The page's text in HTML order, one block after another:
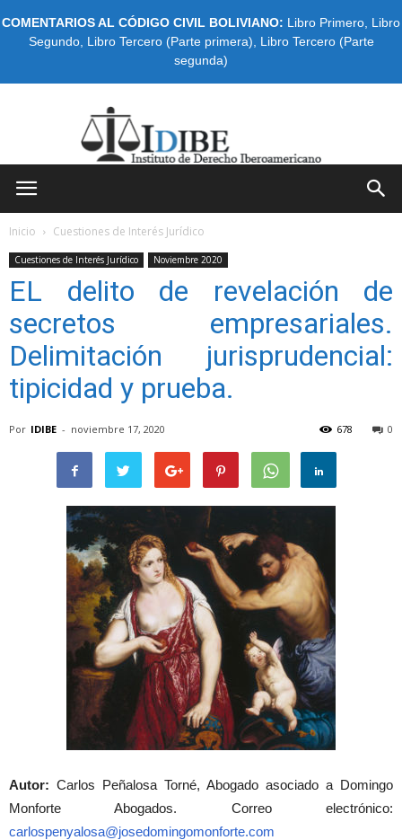
COMENTARIOS AL CÓDIGO CIVIL BOLIVIANO: Libro Primero Libro
Segundo, Libro Tercero (Parte primera)
Libro Tercero (Parte
segunda)
Inicio Cuestiones de Interés Jurídico
Cuestiones de Interés Jurídico Noviembre 2020
EL delito de revelación de
secretos empresariales.
Delimitación jurisprudencial:
tipicidad y prueba.
Por IDIBE - noviembre 17, 2020 0
678
Autor: Carlos Peñalosa Torné, Abogado asociado a Domingo
Monforte Abogados. Correo electrónico:
carlospenyalosa@josedomingomonforte.com